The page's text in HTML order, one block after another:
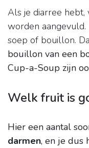
Als je diarree hebt,
worden
soep of bouillon.
bouillon van een
Cup-a-Soup zijn
Welk fruit is
Hier een aantal
darmen, en je dus